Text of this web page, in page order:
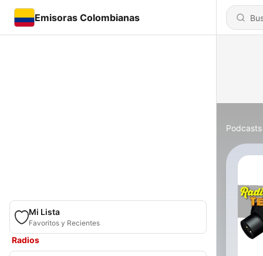
Emisoras Colombianas
Mi Lista
Favoritos y Recientes
Radios
Podcasts